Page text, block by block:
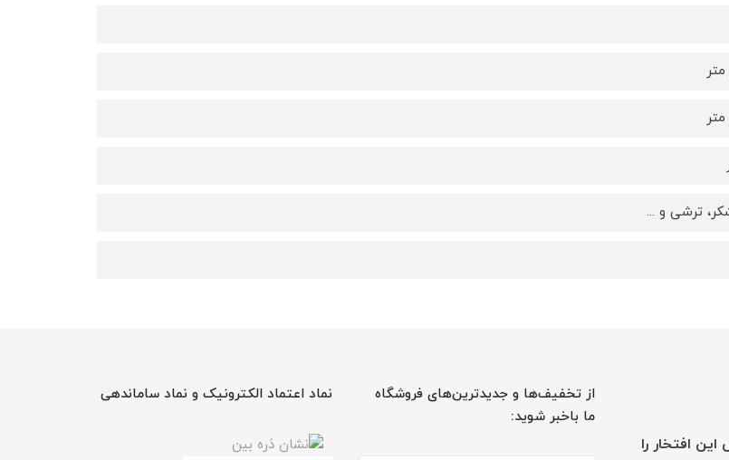
ترشی و ...
افتخار را
از تخفیف‌ها و جدیدترین‌های فروشگاه
ما باخبر شوید:
نماد اعتماد الکترونیک و نماد ساماندهی